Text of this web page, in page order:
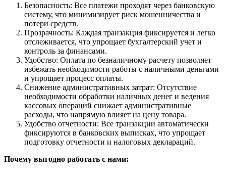
Безопасность: Все платежи проходят через банковскую
систему, что минимизирует риск мошенничества и
потери средств.
Прозрачность: Каждая транзакция фиксируется и легко
отслеживается, что упрощает бухгалтерский учет и
контроль за финансами.
Удобство: Оплата по безналичному расчету позволяет
избежать необходимости работы с наличными деньгами
и упрощает процесс оплаты.
Снижение административных затрат: Отсутствие
необходимости обработки наличных денег и ведения
кассовых операций снижает административные
расходы, что напрямую влияет на цену товара.
Удобство отчетности: Все транзакции автоматически
фиксируются в банковских выписках, что упрощает
подготовку отчетности и налоговых деклараций.
Почему выгодно работать с нами: